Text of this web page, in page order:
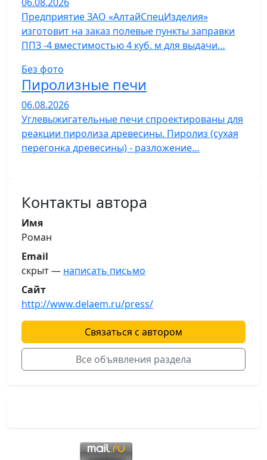
06.08.2026
Предприятие ЗАО «АлтайСпецИзделия»
изготовит на заказ полевые пункты заправки
ППЗ -4 вместимостью 4 куб. м для выдачи…
Без фото
Пиролизные печи
06.08.2026
Углевыжигательные печи спроектированы для
реакции пиролиза древесины. Пиролиз (сухая
перегонка древесины) - разложение…
Контакты автора
Имя
Роман
Email
скрыт — написать письмо
Сайт
http://www.delaem.ru/press/
Связаться с автором
Все объявления раздела